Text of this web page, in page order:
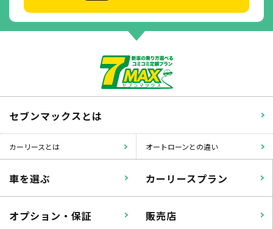
セブンマックスとは
カーリースとは オートローンとの違い
車を選ぶ カーリースプラン
オプション・保証 販売店